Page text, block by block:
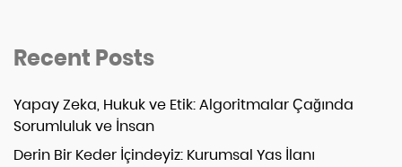
Recent Posts
Yapay Zeka, Hukuk ve Etik: Algoritmalar Çağında
Sorumluluk ve İnsan
Derin Bir Keder İçindeyiz: Kurumsal Yas İlanı